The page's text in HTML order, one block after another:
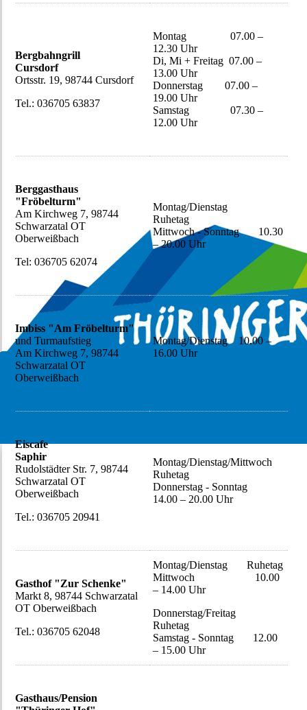
Bergbahngrill
Cursdorf
Ortsstr. 19, 98744 Cursdorf
Tel.: 036705 63837
Montag 07.00 –
12.30 Uhr
Di, Mi + Freitag 07.00 –
13.00 Uhr
Donnerstag 07.00 –
19.00 Uhr
Samstag 07.30 –
12.00 Uhr
Berggasthaus
"Fröbelturm"
Am Kirchweg 7, 98744
Schwarzatal OT
Oberweißbach
Tel: 036705 62074
Montag/Dienstag
Ruhetag
Mittwoch - Sonntag 10.30
– 20.00 Uhr
Imbiss "Am Fröbelturm"
und Turmaufstieg
Am Kirchweg 7, 98744
Schwarzatal OT
Oberweißbach
Montag/Dienstag 10.00 –
16.00 Uhr
Eiscafe
Saphir
Rudolstädter Str. 7, 98744
Schwarzatal OT
Oberweißbach
Tel.: 036705 20941
Montag/Dienstag/Mittwoch
Ruhetag
Donnerstag - Sonntag
14.00 – 20.00 Uhr
Gasthof "Zur Schenke"
Markt 8, 98744 Schwarzatal
OT Oberweißbach
Tel.: 036705 62048
Montag/Dienstag Ruhetag
Mittwoch 10.00
– 14.00 Uhr
Donnerstag/Freitag
Ruhetag
Samstag - Sonntag 12.00
– 15.00 Uhr
Gasthaus/Pension